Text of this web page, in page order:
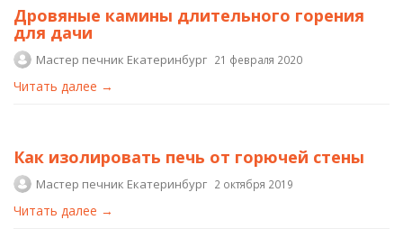
Дровяные камины длительного горения
для дачи
Мастер печник Екатеринбург 21 февраля 2020
Читать далее →
Как изолировать печь от горючей стены
Мастер печник Екатеринбург 2 октября 2019
Читать далее →